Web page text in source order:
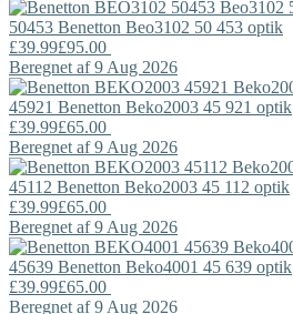
50453 Benetton Beo3102 50 453 optik
£39.99£95.00
Beregnet af 9 Aug 2026
45921 Benetton Beko2003 45 921 optik
£39.99£65.00
Beregnet af 9 Aug 2026
45112 Benetton Beko2003 45 112 optik
£39.99£65.00
Beregnet af 9 Aug 2026
45639 Benetton Beko4001 45 639 optik
£39.99£65.00
Beregnet af 9 Aug 2026